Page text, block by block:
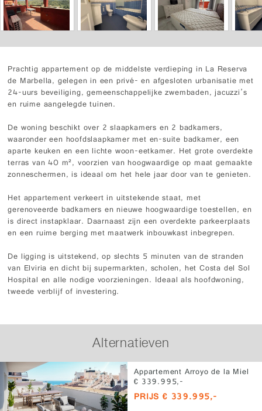
Prachtig appartement op de middelste verdieping in La Reserva
de Marbella, gelegen in een privé- en afgesloten urbanisatie met
24-uurs beveiliging, gemeenschappelijke zwembaden, jacuzzi’s
en ruime aangelegde tuinen.
De woning beschikt over 2 slaapkamers en 2 badkamers,
waaronder een hoofdslaapkamer met en-suite badkamer, een
aparte keuken en een lichte woon-eetkamer. Het grote overdekte
terras van 40 m², voorzien van hoogwaardige op maat gemaakte
zonneschermen, is ideaal om het hele jaar door van te genieten.
Het appartement verkeert in uitstekende staat, met
gerenoveerde badkamers en nieuwe hoogwaardige toestellen, en
is direct instapklaar. Daarnaast zijn een overdekte parkeerplaats
en een ruime berging met maatwerk inbouwkast inbegrepen.
De ligging is uitstekend, op slechts 5 minuten van de stranden
van Elviria en dicht bij supermarkten, scholen, het Costa del Sol
Hospital en alle nodige voorzieningen. Ideaal als hoofdwoning,
tweede verblijf of investering.
Alternatieven
Appartement Arroyo de la Miel
€ 339.995,-
PRIJS € 339.995,-